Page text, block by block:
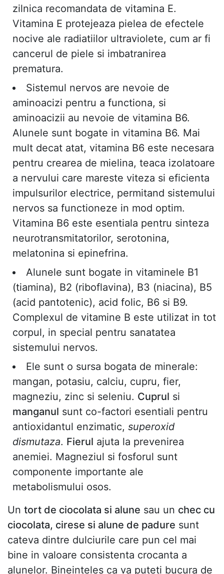
zilnica recomandata de vitamina E.
Vitamina E protejeaza pielea de efectele
nocive ale radiatiilor ultraviolete, cum ar fi
cancerul de piele si imbatranirea
prematura.
Sistemul nervos are nevoie de
aminoacizi pentru a functiona, si
aminoacizii au nevoie de vitamina B6.
Alunele sunt bogate in vitamina B6. Mai
mult decat atat, vitamina B6 este necesara
pentru crearea de mielina, teaca izolatoare
a nervului care mareste viteza si eficienta
impulsurilor electrice, permitand sistemului
nervos sa functioneze in mod optim.
Vitamina B6 este esentiala pentru sinteza
neurotransmitatorilor, serotonina,
melatonina si epinefrina.
Alunele sunt bogate in vitaminele B1
(tiamina), B2 (riboflavina), B3 (niacina), B5
(acid pantotenic), acid folic, B6 ​​si B9.
Complexul de vitamine B este utilizat in tot
corpul, in special pentru sanatatea
sistemului nervos.
Ele sunt o sursa bogata de minerale:
mangan, potasiu, calciu, cupru, fier,
magneziu, zinc si seleniu. Cuprul si
manganul sunt co-factori esentiali pentru
antioxidantul enzimatic, superoxid
dismutaza. Fierul ajuta la prevenirea
anemiei. Magneziul si fosforul sunt
componente importante ale
metabolismului osos.
Un tort de ciocolata si alune sau un chec cu
ciocolata, cirese si alune de padure sunt
cateva dintre dulciurile care pun cel mai
bine in valoare consistenta crocanta a
alunelor. Bineinteles ca va puteti bucura de